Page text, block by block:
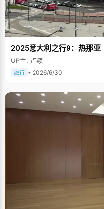
2025意大利之行9：热那亚
UP主: 卢颖
旅行 • 2026/6/30